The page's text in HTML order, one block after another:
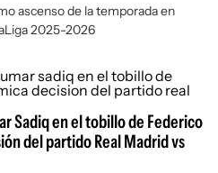
ascenso de la temporada en
2025-2026
Sadiq en el tobillo de Federico
del partido Real Madrid vs